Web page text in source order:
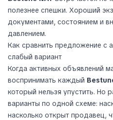
полезнее спешки. Хороший
документами, состоянием и
давлением.
Как сравнить предложение с
слабый вариант
Когда активных объявлений
воспринимать каждый
который нельзя упустить. Но
варианты по одной схеме:
насколько открыт продавец,